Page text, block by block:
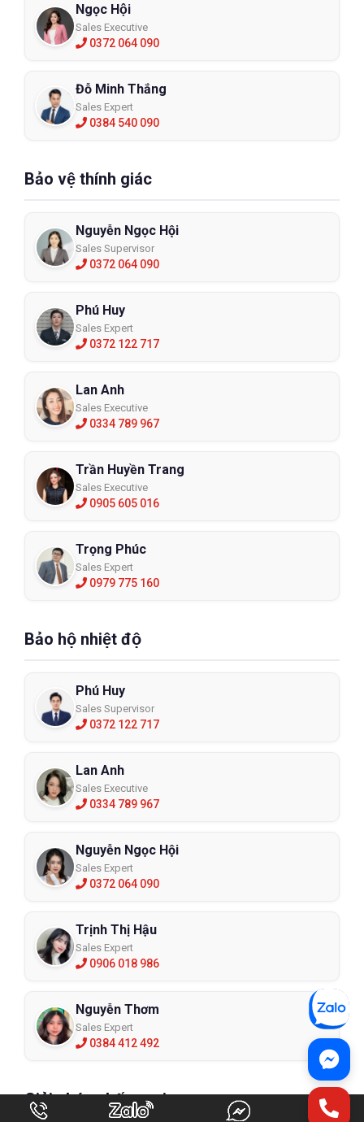
Ngọc Hội
Sales Executive
0372 064 090
Đỗ Minh Thắng
Sales Expert
0384 540 090
Bảo vệ thính giác
Nguyễn Ngọc Hội
Sales Supervisor
0372 064 090
Phú Huy
Sales Expert
0372 122 717
Lan Anh
Sales Executive
0334 789 967
Trần Huyền Trang
Sales Executive
0905 605 016
Trọng Phúc
Sales Expert
0979 775 160
Bảo hộ nhiệt độ
Phú Huy
Sales Supervisor
0372 122 717
Lan Anh
Sales Executive
0334 789 967
Nguyễn Ngọc Hội
Sales Expert
0372 064 090
Trịnh Thị Hậu
Sales Expert
0906 018 986
Nguyễn Thơm
Sales Expert
0384 412 492
Giải pháp chống rơi